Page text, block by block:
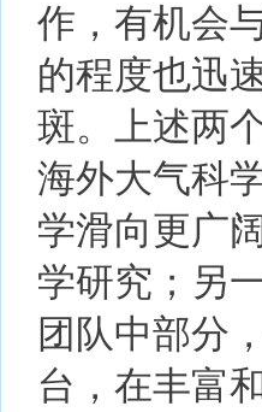
作，有机会
的程度也迅
斑。上述两
海外大气科
学滑向更广
学研究；另
团队中部分
台，在丰富